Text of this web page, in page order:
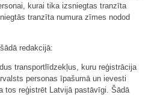
kurai tika izsniegtas tranzīta
tranzīta numura zīmes nodod
redakcijā:
transportlīdzekļus, kuru reģistrācija
personas īpašumā un ievesti
tos reģistrēt Latvijā pastāvīgi. Šādā